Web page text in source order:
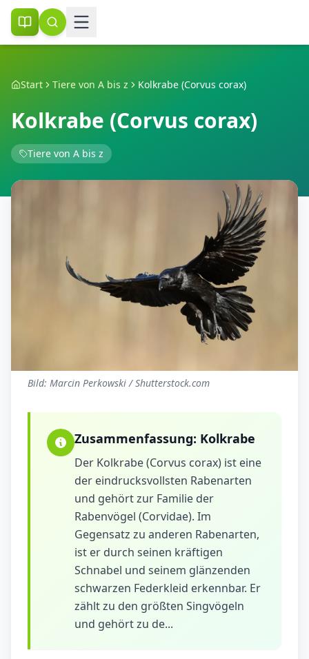
Start Tiere von A bis z Kolkrabe (Corvus corax)
Kolkrabe (Corvus corax)
Tiere von A bis z
Bild: Marcin Perkowski / Shutterstock.com
Zusammenfassung: Kolkrabe
Der Kolkrabe (Corvus corax) ist eine
der eindrucksvollsten Rabenarten
und gehört zur Familie der
Rabenvögel (Corvidae). Im
Gegensatz zu anderen Rabenarten,
ist er durch seinen kräftigen
Schnabel und seinem glänzenden
schwarzen Federkleid erkennbar. Er
zählt zu den größten Singvögeln
und gehört zu de...